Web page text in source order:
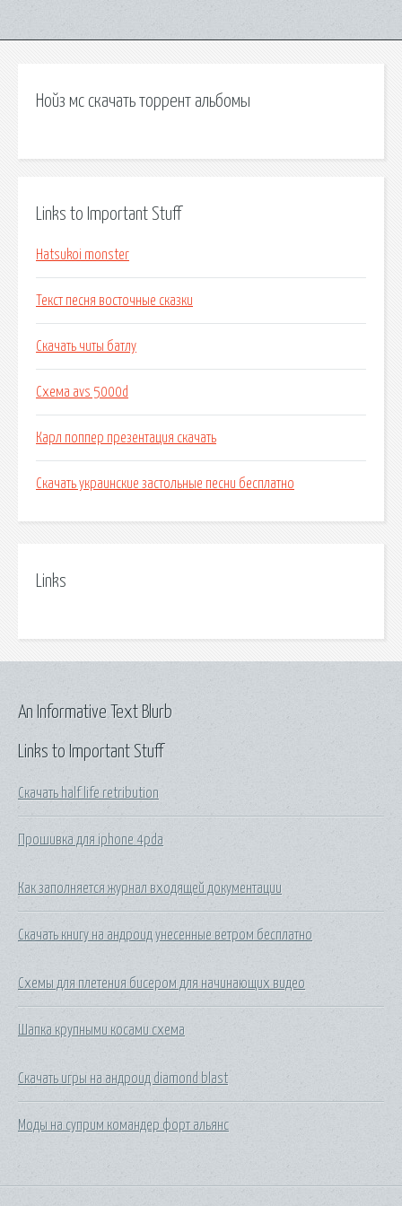
Нойз мс скачать торрент альбомы
Links to Important Stuff
Hatsukoi monster
Текст песня восточные сказки
Скачать читы батлу
Схема avs 5000d
Карл поппер презентация скачать
Скачать украинские застольные песни бесплатно
Links
Links to Important Stuff
Скачать half life retribution
Прошивка для iphone 4pda
Как заполняется журнал входящей документации
Скачать книгу на андроид унесенные ветром бесплатно
Схемы для плетения бисером для начинающих видео
Шапка крупными косами схема
Скачать игры на андроид diamond blast
Моды на суприм командер форт альянс
An Informative Text Blurb